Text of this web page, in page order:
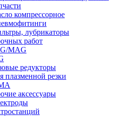
компрессорное
лубрикаторы
работ
MAG
редукторы
плазменной резки
аксессуары